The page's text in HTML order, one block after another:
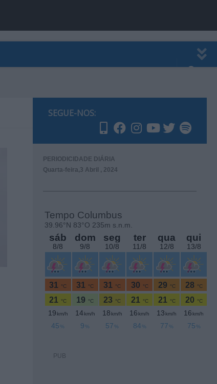
SEGUE-NOS:
PERIODICIDADE DIÁRIA
Quarta-feira,3 Abril , 2024
PUB